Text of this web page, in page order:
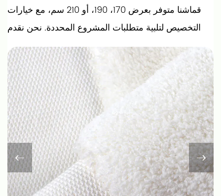
قماشنا متوفر بعرض 170، 190، أو 210 سم، مع خيارات
التخصيص لتلبية متطلبات المشروع المحددة. نحن نقدم
هذا المنتج على أساس الطلب، مما يضمن أن كل دفعة
تلبي المواصفات الدقيقة وتفضيلات الألوان. اللون
القياسي للكشمير المقلد لدينا هو الأبيض PFP، لكن
يمكننا استيعاب ألوان مختلفة عند الطلب.
تقنية الحياكة المستخدمة في صناعة هذا القماش تعزز
نعومته ومتانته، مما يجعله مثاليًا لمجموعة من
التطبيقات بما في ذلك السجاد والبسط ودواسات
الحمام. يتم تعبئة كل لفة بعناية للحفاظ على حالة
القماش الأصلية أثناء النقل، وعادة ما نقوم بتسليم